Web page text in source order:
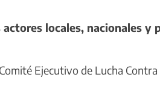
locales, nacionales y
Ejecutivo de Lucha